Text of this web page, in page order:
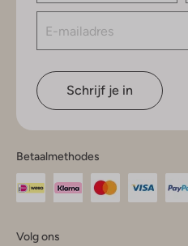
Schrijf je in
Betaalmethodes
Volg ons